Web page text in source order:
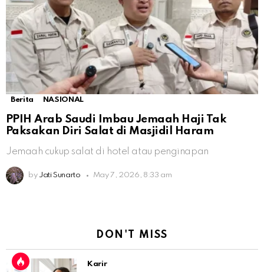
Berita NASIONAL
PPIH Arab Saudi Imbau Jemaah Haji Tak
Paksakan Diri Salat di Masjidil Haram
Jemaah cukup salat di hotel atau penginapan
by Jati Sunarto May 7, 2026, 8:33 am
DON'T MISS
Karir